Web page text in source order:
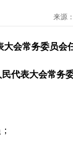
来源
大会常务委员会
民代表大会常务